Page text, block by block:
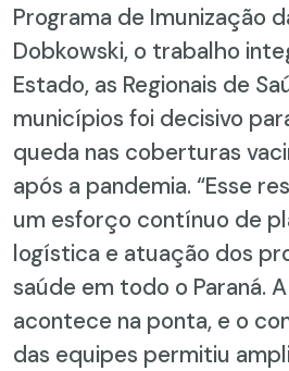
Programa de Imunização
Dobkowski, o trabalho
Estado, as Regionais de
municípios foi decisivo
queda nas coberturas
após a pandemia. “Esse
um esforço contínuo de
logística e atuação dos
saúde em todo o Paraná.
acontece na ponta, e o
das equipes permitiu